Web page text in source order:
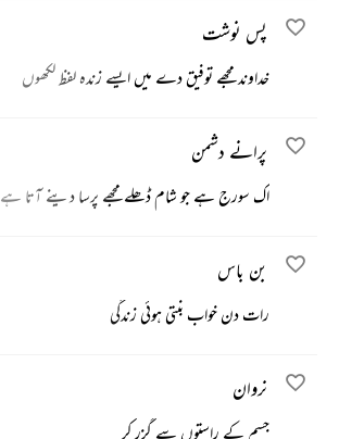
پس نوشت
خداوند مجھے توفیق دے میں ایسے زندہ لفظ لکھوں
پرانے دشمن
اک سورج ہے جو شام ڈھلے مجھے پرسا دینے آتا ہے
بن باس
رات دن خواب بنتی ہوئی زندگی
نروان
جسم کے راستوں سے گزر کر